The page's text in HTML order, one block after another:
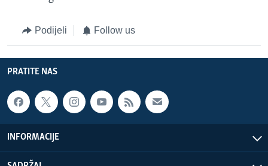
Podijeli Follow us
PRATITE NAS
INFORMACIJE